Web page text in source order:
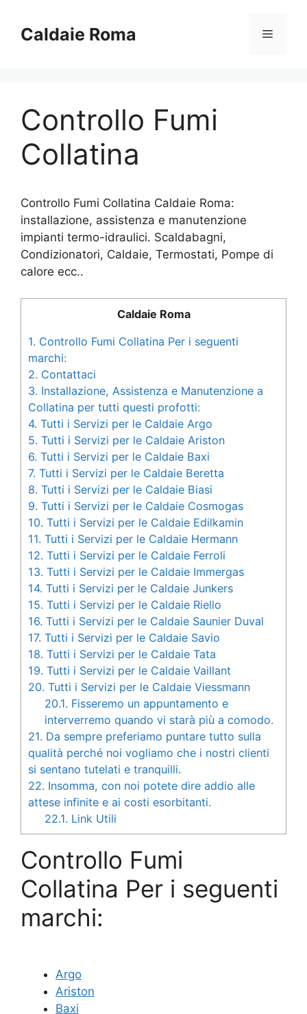
contenuto
Caldaie Roma Menu
Controllo Fumi
Collatina
Controllo Fumi Collatina Caldaie Roma:
installazione, assistenza e manutenzione
impianti termo-idraulici. Scaldabagni,
Condizionatori, Caldaie, Termostati, Pompe di
calore ecc..
Caldaie Roma
1. Controllo Fumi Collatina Per i seguenti
marchi:
2. Contattaci
3. Installazione, Assistenza e Manutenzione a
Collatina per tutti questi profotti:
4. Tutti i Servizi per le Caldaie Argo
5. Tutti i Servizi per le Caldaie Ariston
6. Tutti i Servizi per le Caldaie Baxi
7. Tutti i Servizi per le Caldaie Beretta
8. Tutti i Servizi per le Caldaie Biasi
9. Tutti i Servizi per le Caldaie Cosmogas
10. Tutti i Servizi per le Caldaie Edilkamin
11. Tutti i Servizi per le Caldaie Hermann
12. Tutti i Servizi per le Caldaie Ferroli
13. Tutti i Servizi per le Caldaie Immergas
14. Tutti i Servizi per le Caldaie Junkers
15. Tutti i Servizi per le Caldaie Riello
16. Tutti i Servizi per le Caldaie Saunier Duval
17. Tutti i Servizi per le Caldaie Savio
18. Tutti i Servizi per le Caldaie Tata
19. Tutti i Servizi per le Caldaie Vaillant
20. Tutti i Servizi per le Caldaie Viessmann
20.1. Fisseremo un appuntamento e
interverremo quando vi starà più a comodo.
21. Da sempre preferiamo puntare tutto sulla
qualità perché noi vogliamo che i nostri clienti
si sentano tutelati e tranquilli.
22. Insomma, con noi potete dire addio alle
attese infinite e ai costi esorbitanti.
22.1. Link Utili
Controllo Fumi
Collatina Per i seguenti
marchi:
Argo
Ariston
Baxi